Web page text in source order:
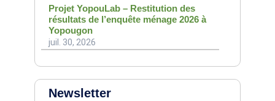
Projet YopouLab – Restitution des
résultats de l’enquête ménage 2026 à
Yopougon
juil. 30, 2026
Newsletter